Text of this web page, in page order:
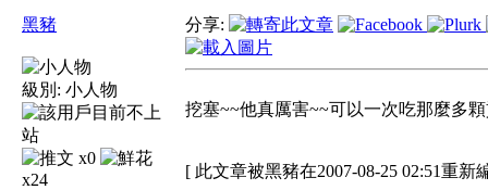
黑豬
級別: 小人物
x0
x24
分享:
挖塞~~他真厲害~~可以一次吃那麼多
[ 此文章被黑豬在2007-08-25 02:51重新